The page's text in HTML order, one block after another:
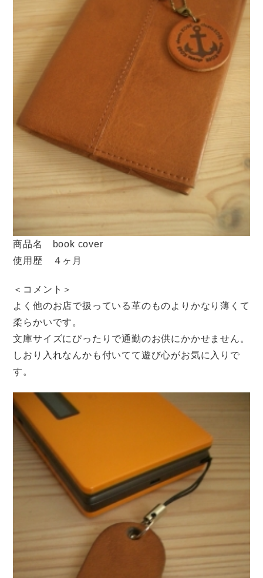
商品名 book cover
使用歴 ４ヶ月
＜コメント＞
よく他のお店で扱っている革のものよりかなり薄くて
柔らかいです。
文庫サイズにぴったりで通勤のお供にかかせません。
しおり入れなんかも付いてて遊び心がお気に入りで
す。